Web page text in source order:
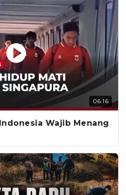
06:16
Wajib Menang